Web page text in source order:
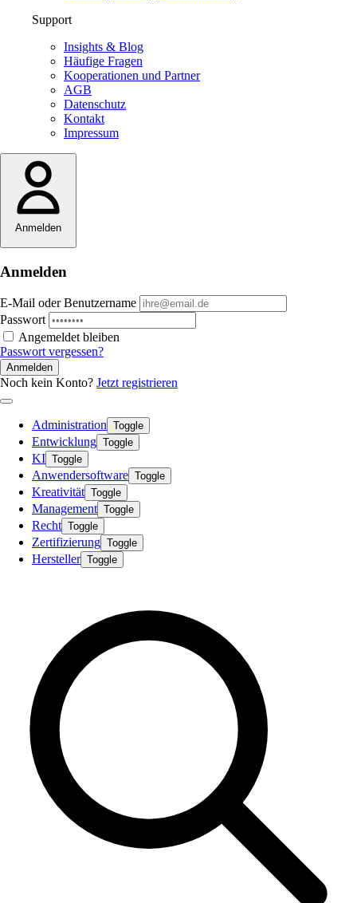
Support
Insights & Blog
Häufige Fragen
Kooperationen und Partner
AGB
Datenschutz
Kontakt
Impressum
Anmelden
Anmelden
E-Mail oder Benutzername
Passwort
Angemeldet bleiben
Passwort vergessen?
Anmelden
Noch kein Konto? Jetzt registrieren
Administration Toggle
Entwicklung Toggle
KI Toggle
Anwendersoftware Toggle
Kreativität Toggle
Management Toggle
Recht Toggle
Zertifizierung Toggle
Hersteller Toggle